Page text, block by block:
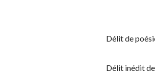
Délit de
Délit inédit